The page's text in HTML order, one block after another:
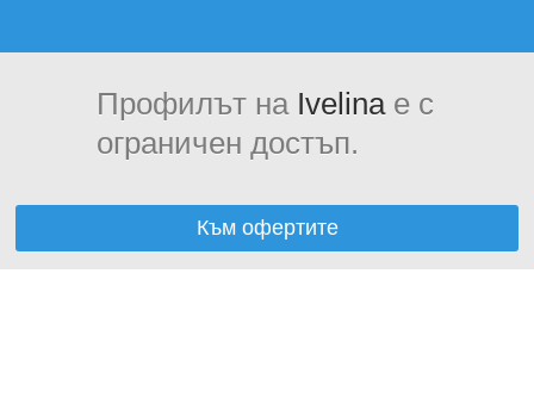
Профилът на Ivelinaе с
ограничен достъп.
Към офертите